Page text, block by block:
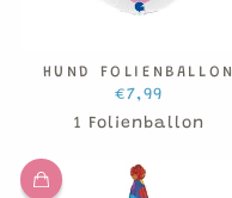
HUND FOLIENBALLON
€7,99
1 Folienballon